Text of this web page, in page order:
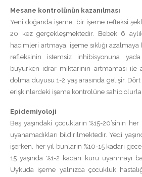
Mesane kontrolünün kazanılması
Yeni doğanda işeme, bir işeme refleksi
20 kez gerçekleşmektedir. Bebek 6
hacimleri artmaya, işeme sıklığı
refleksinin istemsiz inhibisyonuna
büyürken idrar miktarının artmaması ile
dolma duyusu 1-2 yaş arasında gelişir.
erişkinlerdeki işeme kontrolüne sahip
Epidemiyoloji
Beş yaşındaki çocukların %15-20’sinin
uyanamadıkları bildirilmektedir. Yedi
işerken, her yıl bunların %10-15 kadarı
15 yaşında %1-2 kadarı kuru uyanmayı
Uykuda işeme yalnızca çocukluk